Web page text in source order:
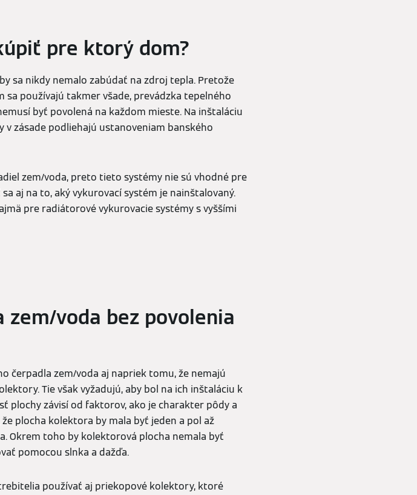
pre ktorý dom?
sa nikdy nemalo zabúdať na zdroj tepla. Pretože
používajú takmer všade, prevádzka tepelného
byť povolená na každom mieste. Na inštaláciu
zásade podliehajú ustanoveniam banského
zem/voda, preto tieto systémy nie sú vhodné pre
aj na to, aký vykurovací systém je nainštalovaný.
pre radiátorové vykurovacie systémy s vyššími
zem/voda bez povolenia
čerpadla zem/voda aj napriek tomu, že nemajú
Tie však vyžadujú, aby bol na ich inštaláciu k
plochy závisí od faktorov, ako je charakter pôdy a
plocha kolektora by mala byť jeden a pol až
Okrem toho by kolektorová plocha nemala byť
pomocou slnka a dažďa.
používať aj priekopové kolektory, ktoré